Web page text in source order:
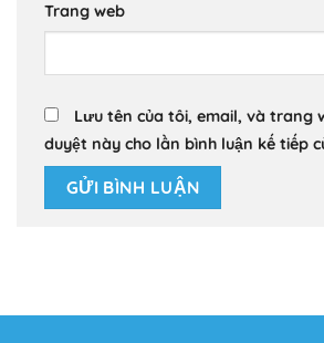
Trang web
Lưu tên của tôi, email, và trang
duyệt này cho lần bình luận kế tiếp